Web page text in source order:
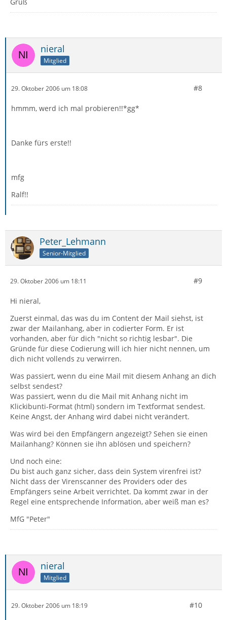
nieral
Mitglied
29. Oktober 2006 um 18:08 #8
hmmm, werd ich mal probieren!!*gg*
Danke fürs erste!!
mfg
Ralf!!
Peter_Lehmann
Senior-Mitglied
29. Oktober 2006 um 18:11 #9
Hi nieral,
Zuerst einmal, das was du im Content der Mail siehst, ist
zwar der Mailanhang, aber in codierter Form. Er ist
vorhanden, aber für dich "nicht so richtig lesbar". Die
Gründe für diese Codierung will ich hier nicht nennen, um
dich nicht vollends zu verwirren.
Was passiert, wenn du eine Mail mit diesem Anhang an dich
selbst sendest?
Was passiert, wenn du die Mail mit Anhang nicht im
Klickibunti-Format (html) sondern im Textformat sendest.
Keine Angst, der Anhang wird dabei nicht verändert.
Was wird bei den Empfängern angezeigt? Sehen sie einen
Mailanhang? Können sie ihn ablösen und speichern?
Und noch eine:
Du bist auch ganz sicher, dass dein System virenfrei ist?
Nicht dass der Virenscanner des Providers oder des
Empfängers seine Arbeit verrichtet. Da kommt zwar in der
Regel eine entsprechende Information, aber weiß man es?
MfG "Peter"
nieral
Mitglied
29. Oktober 2006 um 18:19 #10